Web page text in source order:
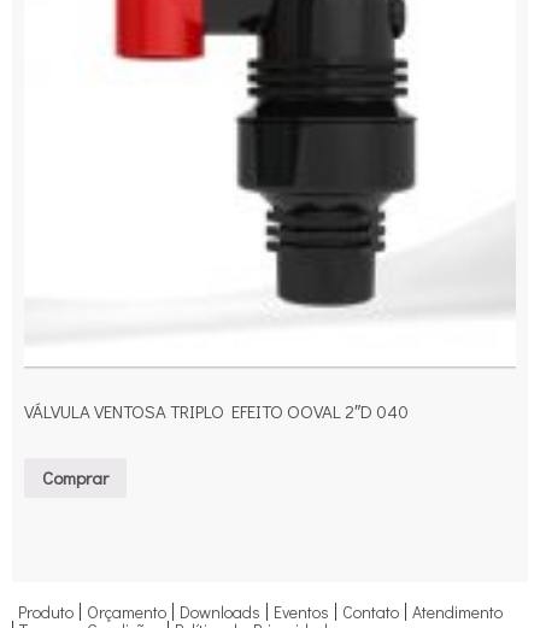
VÁLVULA VENTOSA TRIPLO EFEITO OOVAL 2″D 040
Comprar
Produto Orçamento Downloads Eventos Contato Atendimento